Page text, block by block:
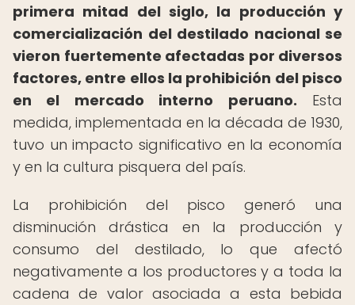
primera mitad del siglo, la producción y
comercialización del destilado nacional se
vieron fuertemente afectadas por diversos
factores, entre ellos la prohibición del pisco
en el mercado interno peruano. Esta
medida, implementada en la década de 1930,
tuvo un impacto significativo en la economía
y en la cultura pisquera del país.
La prohibición del pisco generó una
disminución drástica en la producción y
consumo del destilado, lo que afectó
negativamente a los productores y a toda la
cadena de valor asociada a esta bebida